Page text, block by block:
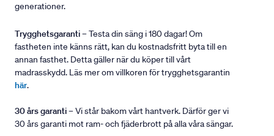
generationer.
Trygghetsgaranti– Testa din säng i 180 dagar! Om
fastheten inte känns rätt, kan du kostnadsfritt byta till en
annan fasthet. Detta gäller när du köper till vårt
madrasskydd. Läs mer om villkoren för trygghetsgarantin
här.
30 års garanti– Vi står bakom vårt hantverk. Därför ger vi
30 års garanti mot ram- och fjäderbrott på alla våra sängar.